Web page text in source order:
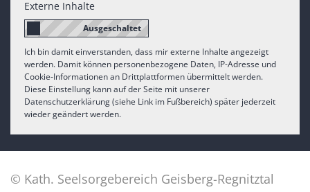
Externe Inhalte
Ich bin damit einverstanden, dass mir externe Inhalte angezeigt
werden. Damit können personenbezogene Daten, IP-Adresse und
Cookie-Informationen an Drittplattformen übermittelt werden.
Diese Einstellung kann auf der Seite mit unserer
Datenschutzerklärung (siehe Link im Fußbereich) später jederzeit
wieder geändert werden.
© Kath. Seelsorgebereich Geisberg-Regnitztal